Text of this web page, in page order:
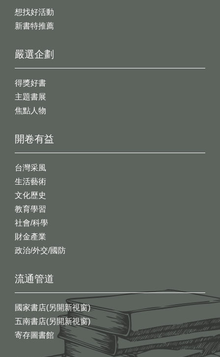
想找好活動
新書特推薦
開卷有益
台灣采風
生活藝術
文化歷史
教育學習
社會/科學
財金產業
政治/外交/國防
嚴選企劃
得獎好書
主題書展
焦點人物
流通管道
國家書店(另開新視窗)
五南書店(另開新視窗)
寄存圖書館